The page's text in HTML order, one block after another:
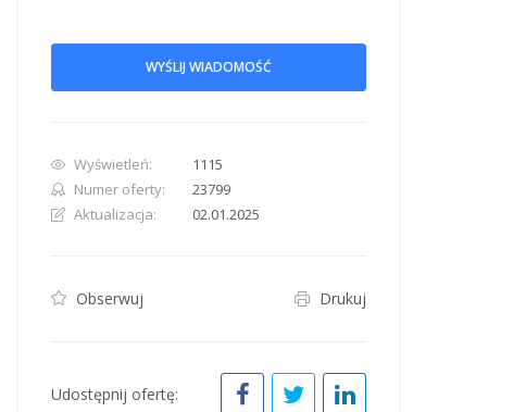
WYŚLIJ WIADOMOŚĆ
Wyświetleń:
1115
Numer oferty:
23799
Aktualizacja:
02.01.2025
Obserwuj Drukuj
Udostępnij ofertę: